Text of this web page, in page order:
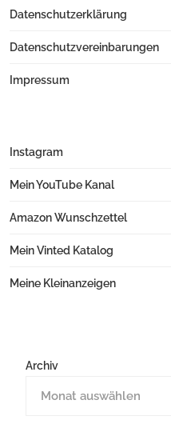
Datenschutzerklärung
Datenschutzvereinbarungen
Impressum
Instagram
Mein YouTube Kanal
Amazon Wunschzettel
Mein Vinted Katalog
Meine Kleinanzeigen
Archiv